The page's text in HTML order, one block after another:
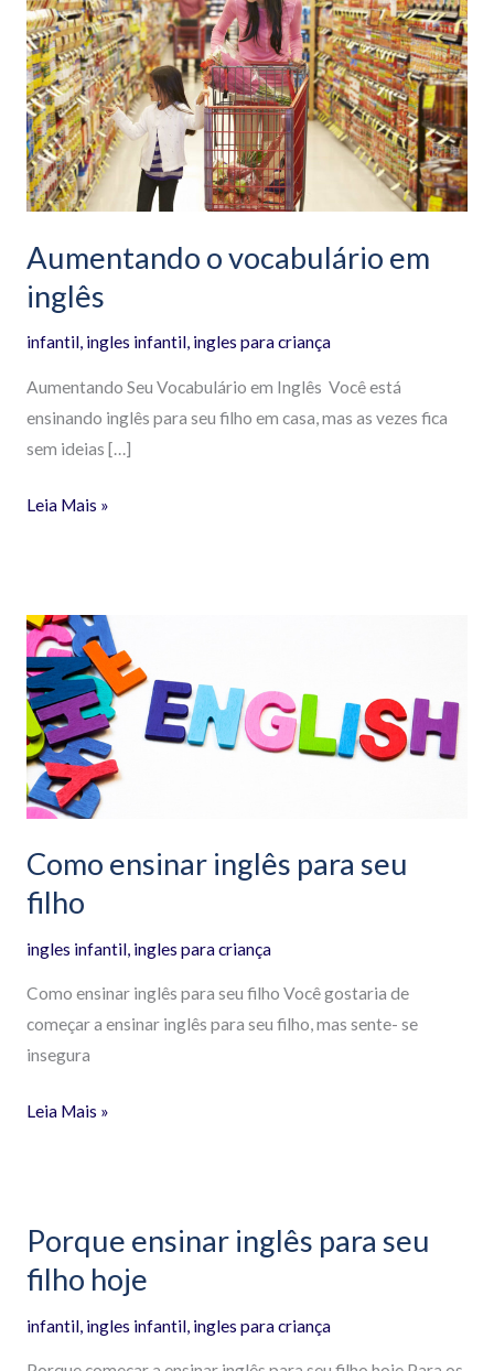
Aumentando o vocabulário em
inglês
infantil, ingles infantil, ingles para criança
Aumentando Seu Vocabulário em Inglês Você está
ensinando inglês para seu filho em casa, mas as vezes fica
sem ideias […]
o
vocabulário
em
inglês
Leia Mais »
Como ensinar inglês para seu
filho
ingles infantil, ingles para criança
Como ensinar inglês para seu filho Você gostaria de
começar a ensinar inglês para seu filho, mas sente- se
insegura
Como
ensinar
inglês
para
seu
filho
Leia Mais »
Porque ensinar inglês para seu
filho hoje
infantil, ingles infantil, ingles para criança
Porque
ensinar
inglês
para